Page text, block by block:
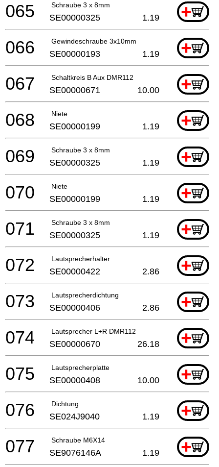
Schraube 3 x 8mm +
065 SE00000325 1.19
Gewindeschraube 3x10mm +
066 SE00000193 1.19
Schaltkreis B Aux DMR112 +
067 SE00000671 10.00
Niete +
068 SE00000199 1.19
Schraube 3 x 8mm +
069 SE00000325 1.19
Niete +
070 SE00000199 1.19
Schraube 3 x 8mm +
071 SE00000325 1.19
Lautsprecherhalter +
072 SE00000422 2.86
Lautsprecherdichtung +
073 SE00000406 2.86
Lautsprecher L+R DMR112 +
074 SE00000670 26.18
Lautsprecherplatte +
075 SE00000408 10.00
Dichtung +
076 SE024J9040 1.19
Schraube M6X14 +
077 SE9076146A 1.19